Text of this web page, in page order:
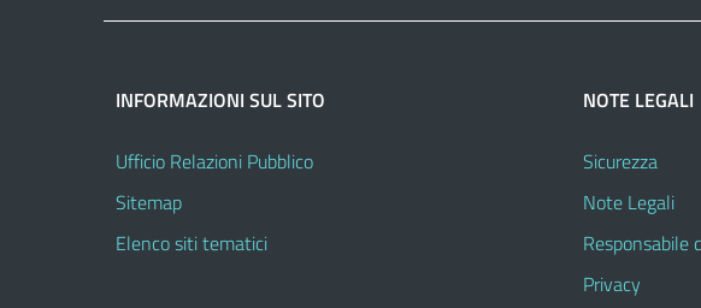
INFORMAZIONI SUL SITO
Ufficio Relazioni Pubblico
Sitemap
Elenco siti tematici
NOTE LEGALI
Sicurezza
Note Legali
Responsabile
Privacy